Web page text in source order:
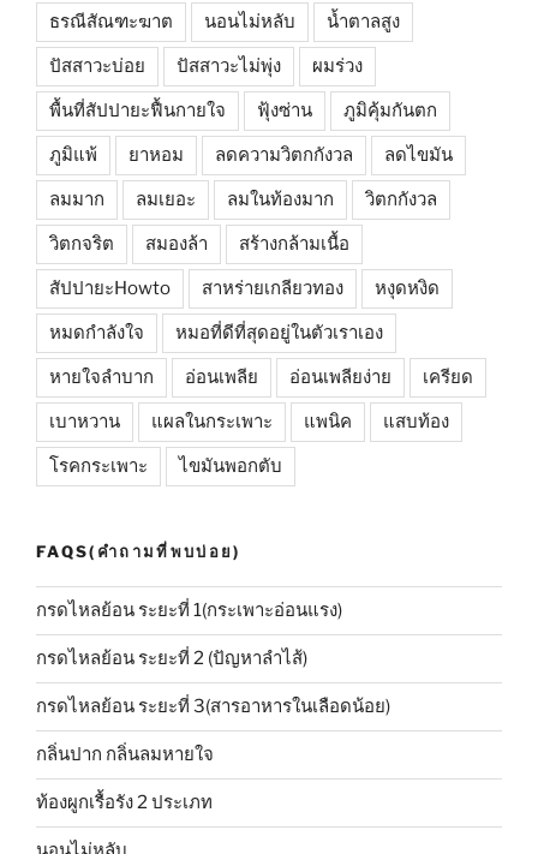
ธรณีสัณฑะฆาต นอนไม่หลับ น้ำตาลสูง
ปัสสาวะบ่อย ปัสสาวะไม่พุ่ง ผมร่วง
พื้นที่สัปปายะฟื้นกายใจ ฟุ้งซ่าน ภูมิคุ้มกันตก
ภูมิแพ้ ยาหอม ลดความวิตกกังวล ลดไขมัน
ลมมาก ลมเยอะ ลมในท้องมาก วิตกกังวล
วิตกจริต สมองล้า สร้างกล้ามเนื้อ
สัปปายะHowto สาหร่ายเกลียวทอง หงุดหงิด
หมดกำลังใจ หมอที่ดีที่สุดอยู่ในตัวเราเอง
หายใจลำบาก อ่อนเพลีย อ่อนเพลียง่าย เครียด
เบาหวาน แผลในกระเพาะ แพนิค แสบท้อง
โรคกระเพาะ ไขมันพอกตับ
FAQS(คำถามที่พบบ่อย)
กรดไหลย้อน ระยะที่ 1(กระเพาะอ่อนแรง)
กรดไหลย้อน ระยะที่ 2 (ปัญหาลำไส้)
กรดไหลย้อน ระยะที่ 3(สารอาหารในเลือดน้อย)
กลิ่นปาก กลิ่นลมหายใจ
ท้องผูกเรื้อรัง 2 ประเภท